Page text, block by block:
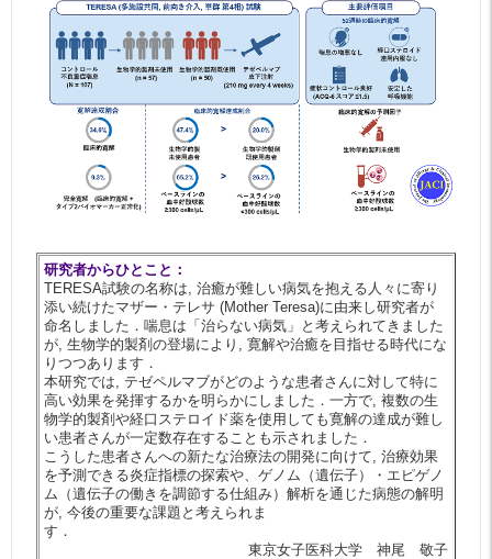
研究者からひとこと：
TERESA試験の名称は, 治癒が難しい病気を抱える人々に寄り
添い続けたマザー・テレサ (Mother Teresa)に由来し研究者が
命名しました．喘息は「治らない病気」と考えられてきました
が, 生物学的製剤の登場により, 寛解や治癒を目指せる時代にな
りつつあります．
本研究では, テゼペルマブがどのような患者さんに対して特に
高い効果を発揮するかを明らかにしました．一方で, 複数の生
物学的製剤や経口ステロイド薬を使用しても寛解の達成が難し
い患者さんが一定数存在することも示されました．
こうした患者さんへの新たな治療法の開発に向けて, 治療効果
を予測できる炎症指標の探索や、ゲノム（遺伝子）・エピゲノ
ム（遺伝子の働きを調節する仕組み）解析を通じた病態の解明
が, 今後の重要な課題と考えられま
す．
東京女子医科大学 神尾 敬子